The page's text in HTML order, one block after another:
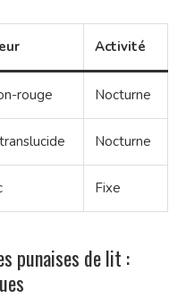
Activité
rouge Nocturne
Nocturne
Fixe
punaises de lit :